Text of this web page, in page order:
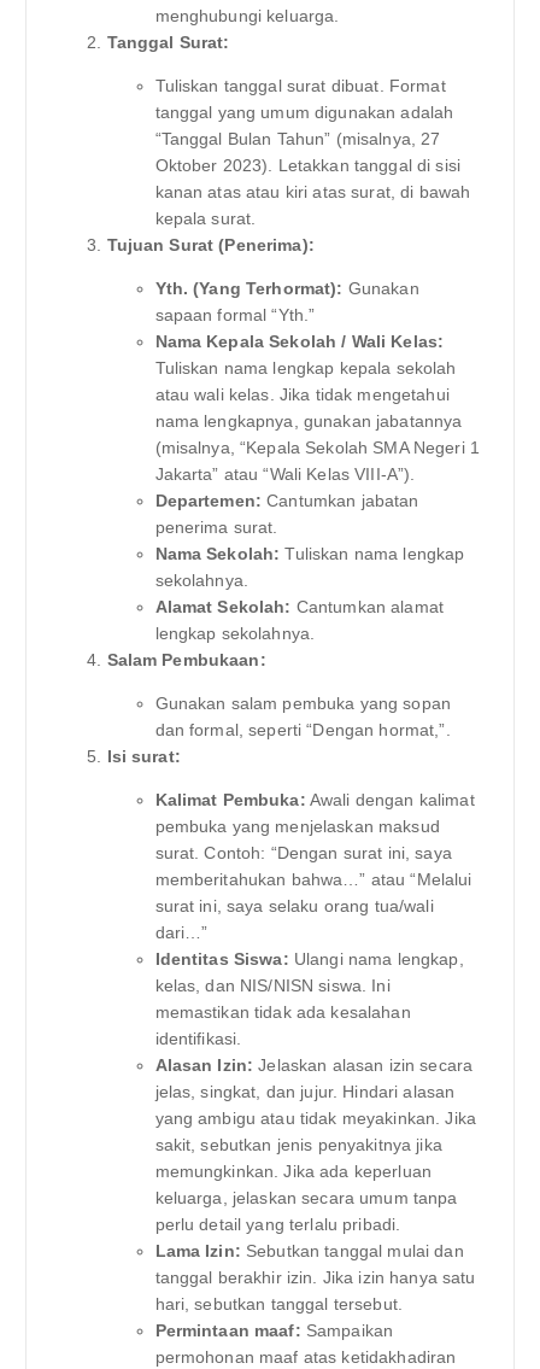
menghubungi keluarga.
Tanggal Surat:
Tuliskan tanggal surat dibuat. Format
tanggal yang umum digunakan adalah
“Tanggal Bulan Tahun” (misalnya, 27
Oktober 2023). Letakkan tanggal di sisi
kanan atas atau kiri atas surat, di bawah
kepala surat.
Tujuan Surat (Penerima):
Yth. (Yang Terhormat): Gunakan
sapaan formal “Yth.”
Nama Kepala Sekolah / Wali Kelas:
Tuliskan nama lengkap kepala sekolah
atau wali kelas. Jika tidak mengetahui
nama lengkapnya, gunakan jabatannya
(misalnya, “Kepala Sekolah SMA Negeri 1
Jakarta” atau “Wali Kelas VIII-A”).
Departemen: Cantumkan jabatan
penerima surat.
Nama Sekolah: Tuliskan nama lengkap
sekolahnya.
Alamat Sekolah: Cantumkan alamat
lengkap sekolahnya.
Salam Pembukaan:
Gunakan salam pembuka yang sopan
dan formal, seperti “Dengan hormat,”.
Isi surat:
Kalimat Pembuka: Awali dengan kalimat
pembuka yang menjelaskan maksud
surat. Contoh: “Dengan surat ini, saya
memberitahukan bahwa…” atau “Melalui
surat ini, saya selaku orang tua/wali
dari…”
Identitas Siswa: Ulangi nama lengkap,
kelas, dan NIS/NISN siswa. Ini
memastikan tidak ada kesalahan
identifikasi.
Alasan Izin: Jelaskan alasan izin secara
jelas, singkat, dan jujur. Hindari alasan
yang ambigu atau tidak meyakinkan. Jika
sakit, sebutkan jenis penyakitnya jika
memungkinkan. Jika ada keperluan
keluarga, jelaskan secara umum tanpa
perlu detail yang terlalu pribadi.
Lama Izin: Sebutkan tanggal mulai dan
tanggal berakhir izin. Jika izin hanya satu
hari, sebutkan tanggal tersebut.
Permintaan maaf: Sampaikan
permohonan maaf atas ketidakhadiran